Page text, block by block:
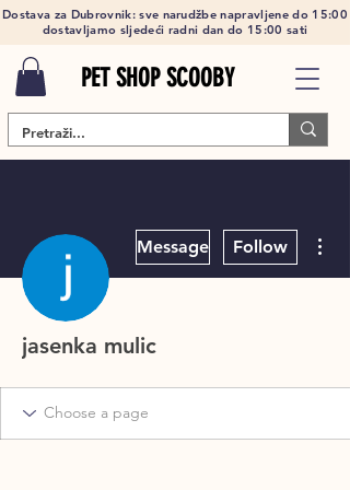
Dostava za Dubrovnik: sve narudžbe napravljene do 15:00
dostavljamo sljedeći radni dan do 15:00 sati
PET SHOP SCOOBY
Message Follow
jasenka mulic